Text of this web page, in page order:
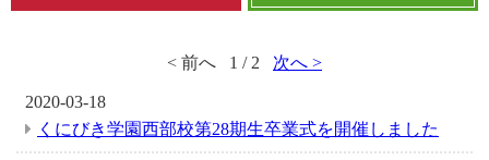
< 前へ 1 / 2 次へ >
2020-03-18
くにびき学園西部校第28期生卒業式を開催しました